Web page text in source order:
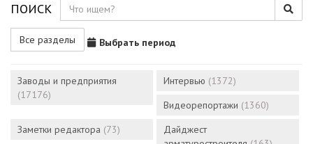
ПОИСК
Все разделы Выбрать период
Заводы и предприятия
(17176)
Интервью (1372)
Видеорепортажи (1360)
Заметки редактора (73)
Дайджест